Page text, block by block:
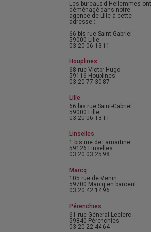
Les bureaux d'Hellemmes ont
déménagé dans notre
agence de Lille à cette
adresse :
66 bis rue Saint-Gabriel
59000 Lille
03 20 06 13 11
Houplines
68 rue Victor Hugo
59116 Houplines
03 20 77 30 87
Lille
66 bis rue Saint-Gabriel
59000 Lille
03 20 06 13 11
Linselles
1 bis rue de Lamartine
59126 Linselles
03 20 03 25 98
Marcq
105 rue de Menin
59700 Marcq en baroeul
03 20 42 14 96
Pérenchies
61 rue Général Leclerc
59840 Pérenchies
03 20 22 44 64